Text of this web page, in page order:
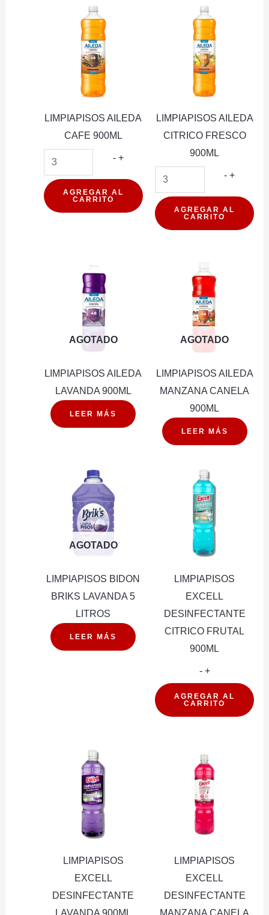
ROJA
340CC
cantidad
LIMPIAPISOS AILEDA
CAFE 900ML
- LIMPIAPISOS
CAFE
900ML
+
AGREGAR AL
CARRITO
LIMPIAPISOS AILEDA
CITRICO FRESCO
900ML
-
CITRICO
+
AGREGAR AL
CARRITO
AGOTADO
LIMPIAPISOS AILEDA
LAVANDA 900ML
LEER MÁS
AGOTADO
LIMPIAPISOS AILEDA
MANZANA CANELA
900ML
LEER MÁS
AGOTADO
LIMPIAPISOS BIDON
BRIKS LAVANDA 5
LITROS
LEER MÁS
LIMPIAPISOS
EXCELL
DESINFECTANTE
CITRICO FRUTAL
900ML
- LIMPIAPISOS
900ML
cantidad
+
AGREGAR AL
CARRITO
LIMPIAPISOS
EXCELL
DESINFECTANTE
LAVANDA 900ML
LIMPIAPISOS
EXCELL
DESINFECTANTE
MANZANA CANELA